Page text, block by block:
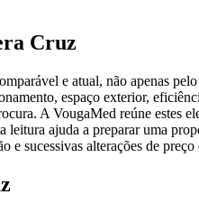
Cruz
e atual, não apenas
espaço exterior,
A VougaMed reúne
ajuda a preparar uma
sucessivas alterações de